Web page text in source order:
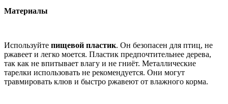
Материалы
Используйте пищевой пластик. Он безопасен для птиц, не
ржавеет и легко моется. Пластик предпочтительнее дерева,
так как не впитывает влагу и не гниёт. Металлические
тарелки использовать не рекомендуется. Они могут
травмировать клюв и быстро ржавеют от влажного корма.